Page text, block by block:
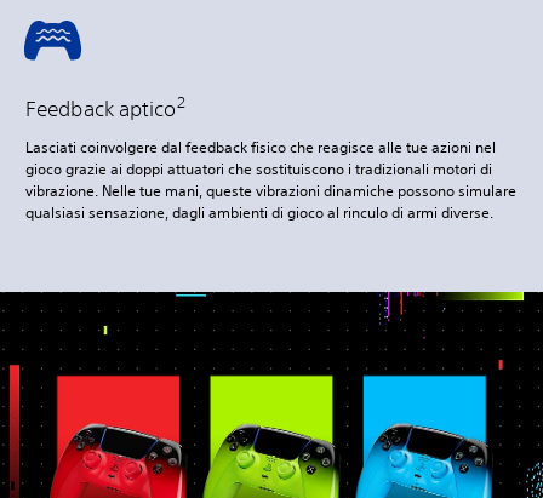
Feedback aptico2
Lasciati coinvolgere dal feedback fisico che reagisce alle tue azioni nel
gioco grazie ai doppi attuatori che sostituiscono i tradizionali motori di
vibrazione. Nelle tue mani, queste vibrazioni dinamiche possono simulare
qualsiasi sensazione, dagli ambienti di gioco al rinculo di armi diverse.